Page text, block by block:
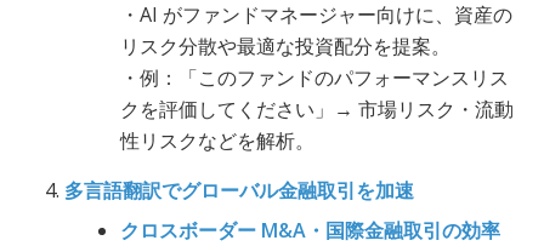
・AI がファンドマネージャー向けに、資産の
リスク分散や最適な投資配分を提案。
・例：「このファンドのパフォーマンスリス
クを評価してください」→ 市場リスク・流動
性リスクなどを解析。
多言語翻訳でグローバル金融取引を加速
クロスボーダー M&A・国際金融取引の効率